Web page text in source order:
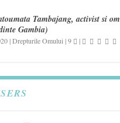
Tambajang, activist si om
Gambia)
|Drepturile Omului |9 |